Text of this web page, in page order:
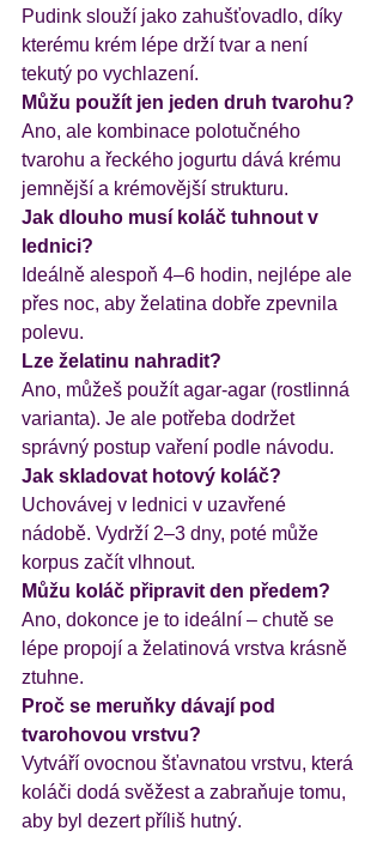
Pudink slouží jako zahušťovadlo, díky
kterému krém lépe drží tvar a není
tekutý po vychlazení.
Můžu použít jen jeden druh tvarohu?
Ano, ale kombinace polotučného
tvarohu a řeckého jogurtu dává krému
jemnější a krémovější strukturu.
Jak dlouho musí koláč tuhnout v
lednici?
Ideálně alespoň 4–6 hodin, nejlépe ale
přes noc, aby želatina dobře zpevnila
polevu.
Lze želatinu nahradit?
Ano, můžeš použít agar-agar (rostlinná
varianta). Je ale potřeba dodržet
správný postup vaření podle návodu.
Jak skladovat hotový koláč?
Uchovávej v lednici v uzavřené
nádobě. Vydrží 2–3 dny, poté může
korpus začít vlhnout.
Můžu koláč připravit den předem?
Ano, dokonce je to ideální – chutě se
lépe propojí a želatinová vrstva krásně
ztuhne.
Proč se meruňky dávají pod
tvarohovou vrstvu?
Vytváří ovocnou šťavnatou vrstvu, která
koláči dodá svěžest a zabraňuje tomu,
aby byl dezert příliš hutný.